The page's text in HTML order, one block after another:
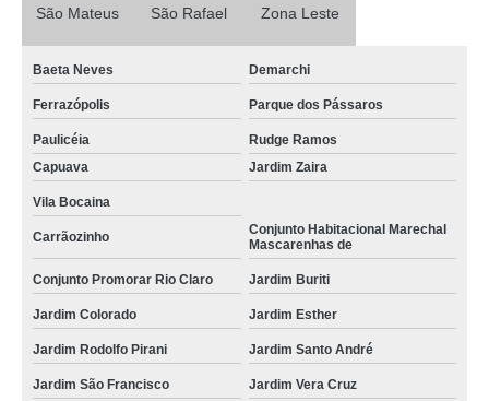
São Mateus São Rafael Zona Leste
Baeta Neves Demarchi
Ferrazópolis Parque dos Pássaros
Paulicéia
Rudge Ramos
Capuava
Jardim Zaira
Vila Bocaina
Carrãozinho
Conjunto Habitacional Marechal
Mascarenhas de
Conjunto Promorar Rio Claro Jardim Buriti
Jardim Colorado Jardim Esther
Jardim Rodolfo Pirani Jardim Santo André
Jardim São Francisco Jardim Vera Cruz